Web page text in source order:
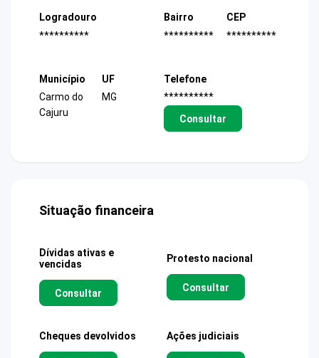
Logradouro
**********
Bairro
**********
CEP
**********
Município
Carmo do
Cajuru
UF
MG
Telefone
**********
Consultar
Situação financeira
Dívidas ativas e
vencidas
Consultar
Protesto nacional
Consultar
Cheques devolvidos Ações judiciais